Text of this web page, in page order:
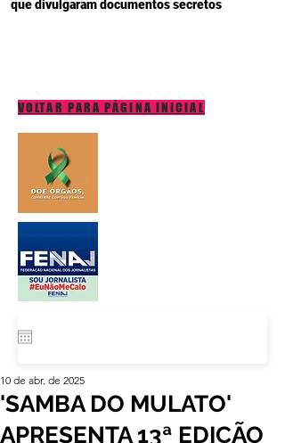
que divulgaram documentos secretos
VOLTAR PARA PÁGINA INICIAL
'SAMBA DO MULATO'
APRESENTA 13ª EDIÇÃO
10 de abr. de 2025